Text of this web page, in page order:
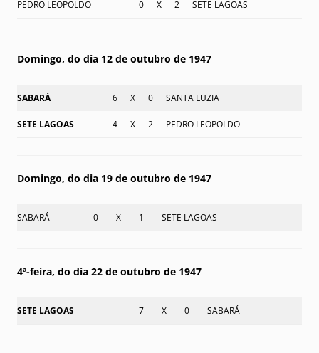
PEDRO LEOPOLDO 0 X 2 SETE LAGOAS
Domingo, do dia 12 de outubro de 1947
SABARÁ 6 X 0 SANTA LUZIA
SETE LAGOAS 4 X 2 PEDRO LEOPOLDO
Domingo, do dia 19 de outubro de 1947
SABARÁ 0 X 1 SETE LAGOAS
4ª-feira, do dia 22 de outubro de 1947
SETE LAGOAS 7 X 0 SABARÁ